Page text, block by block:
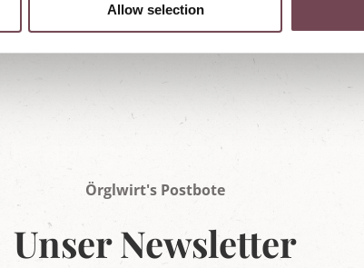
Allow selection
Örglwirt's Postbote
Unser Newsletter